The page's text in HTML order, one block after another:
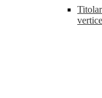
vertice